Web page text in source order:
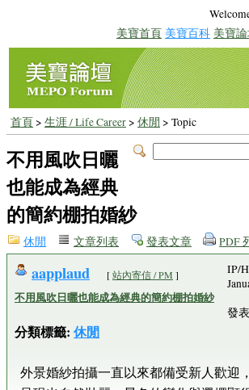
美寶首頁 美寶百科 美寶
首頁> 生涯 / Life Career> 休閒 > Topic
不用風吹日曬
也能成為經典
的簡約棚拍婚紗
休閒 文章列表 發表文章 PDF
aapplaud [站內寄信 / PM ]
不用風吹日曬也能成為經典的簡約棚拍婚紗
分類標籤: 休閒
IP/
發
外景婚紗拍攝一直以來都備受新人歡迎